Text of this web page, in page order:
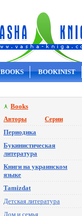
BOOKS BOOKINIST
Books
Авторы
Серии
Периодика
Букинистическая
литература
Книги на украинском
языке
Tamizdat
Детская литература
Дом и семья